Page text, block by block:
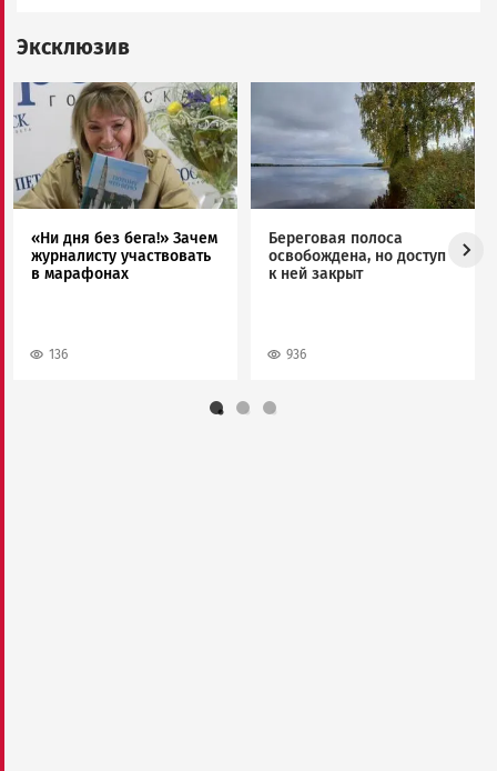
Эксклюзив
Image
«Ни дня без бега!» Зачем
журналисту участвовать
в марафонах
136
Береговая полоса
освобождена, но доступ
к ней закрыт
936